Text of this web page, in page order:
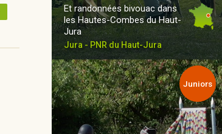
Et randonnées bivouac dans
les Hautes-Combes du Haut-
Jura
Jura - PNR du Haut-Jura
Juniors